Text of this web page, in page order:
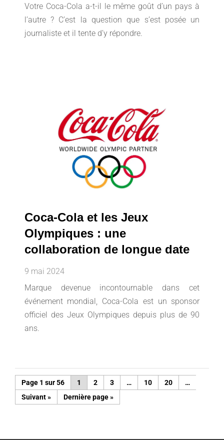
Votre Coca-Cola a-t-il le même goût d’un pays à
l’autre ? C’est la question que s’est posée un
journaliste et il tente d’y répondre.
Coca-Cola et les Jeux
Olympiques : une
collaboration de longue date
9 mai 2024
Marque devenue incontournable dans cet
événement mondial, Coca-Cola est un sponsor
officiel des Jeux Olympiques depuis plus de 90
ans.
Page 1 sur 56 1 2 3 … 10 20
…
»
Dernière page »